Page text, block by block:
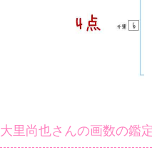
大里尚也さんの画数の鑑